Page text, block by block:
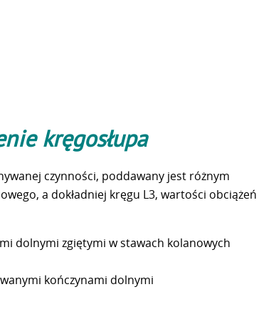
kręgosłupa
czynności, poddawany jest różnym
a dokładniej kręgu L3, wartości obciążeń
dolnymi zgiętymi w stawach kolanowych
kończynami dolnymi